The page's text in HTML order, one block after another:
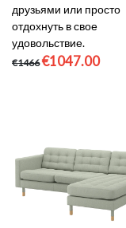
друзьями или просто
отдохнуть в свое
удовольствие.
€1466 €1047.00